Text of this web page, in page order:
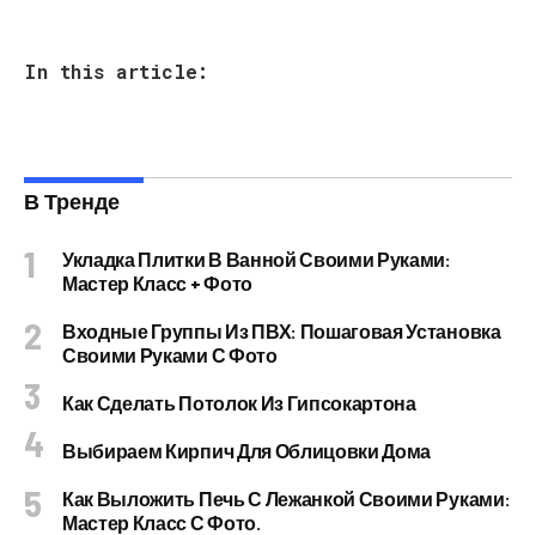
In this article:
В Тренде
Укладка Плитки В Ванной Своими Руками:
Мастер Класс + Фото
Входные Группы Из ПВХ: Пошаговая Установка
Своими Руками С Фото
Как Сделать Потолок Из Гипсокартона
Выбираем Кирпич Для Облицовки Дома
Как Выложить Печь С Лежанкой Своими Руками:
Мастер Класс С Фото.